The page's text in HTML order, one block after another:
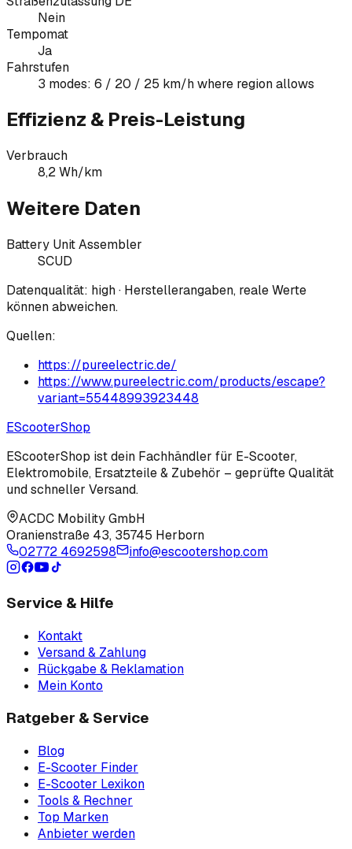
Nein
Tempomat
Ja
Fahrstufen
3 modes: 6 / 20 / 25 km/h where region allows
Effizienz & Preis-Leistung
Verbrauch
8,2 Wh/km
Weitere Daten
Battery Unit Assembler
SCUD
Datenqualität: high· Herstellerangaben, reale Werte
können abweichen.
Quellen:
https://pureelectric.de/
https://www.pureelectric.com/products/escape?
variant=55448993923448
EScooterShop
EScooterShop ist dein Fachhändler für E-Scooter,
Elektromobile, Ersatzteile & Zubehör – geprüfte Qualität
und schneller Versand.
ACDC Mobility GmbH
Oranienstraße 43, 35745 Herborn
02772 4692598
info@escootershop.com
Service & Hilfe
Kontakt
Versand & Zahlung
Rückgabe & Reklamation
Mein Konto
Ratgeber & Service
Blog
E-Scooter Finder
E-Scooter Lexikon
Tools & Rechner
Top Marken
Anbieter werden